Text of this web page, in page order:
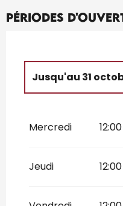
Périodes
Jusqu'au 31
Mercredi 12:00
Jeudi 12:00